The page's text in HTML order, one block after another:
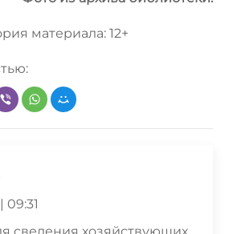
материала: 12+
09:31